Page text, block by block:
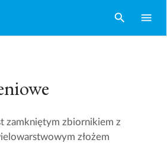
search menu
zamkniętym zbiornikiem z
złożem